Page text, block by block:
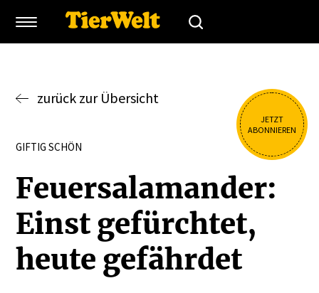
JETZT
ABONNIEREN
zurück zur Übersicht
GIFTIG SCHÖN
Feuer­sa­la­mander:
Einst gefürchtet,
heute gefährdet